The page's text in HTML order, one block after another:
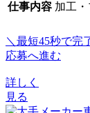
仕事内容 加工
＼最短45秒で完
応募へ進む
詳しく
見る